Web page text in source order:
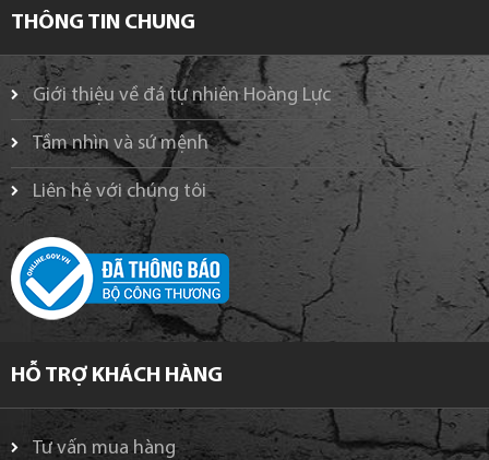
THÔNG TIN CHUNG
Giới thiệu về đá tự nhiên Hoàng Lực
Tầm nhìn và sứ mệnh
Liên hệ với chúng tôi
HỖ TRỢ KHÁCH HÀNG
Tư vấn mua hàng